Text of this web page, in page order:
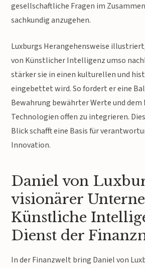
gesellschaftliche Fragen im
sachkundig anzugehen.
Luxburgs Herangehensweise
von Künstlicher Intelligenz umso
stärker sie in einen kulturellen und
eingebettet wird. So fordert er eine
Bewahrung bewährter Werte und dem
Technologien offen zu integrieren.
Blick schafft eine Basis für
Innovation.
Daniel von
visionärer
Künstliche
Dienst der
In der Finanzwelt bring Daniel von